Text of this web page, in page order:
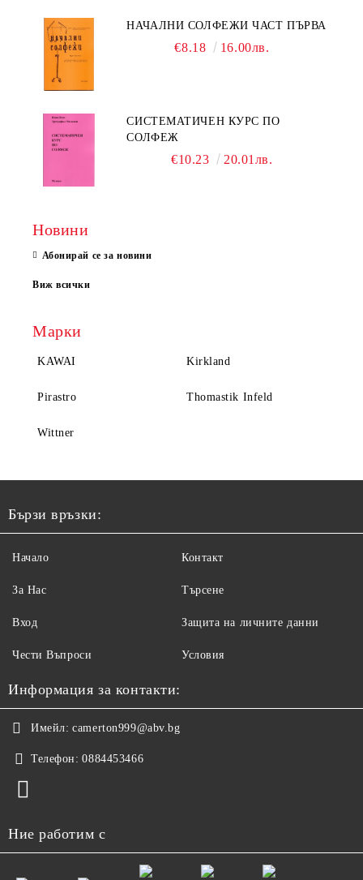
НАЧАЛНИ СОЛФЕЖИ ЧАСТ ПЪРВА
€8.18 16.00лв.
СИСТЕМАТИЧЕН КУРС ПО
СОЛФЕЖ
€10.23 20.01лв.
Новини
Абонирай се за новини
Виж всички
Марки
KAWAI Kirkland
Pirastro Thomastik Infeld
Wittner
Бързи връзки:
Начало
За Нас
Вход
Чести Въпроси
Контакт
Търсене
Защита на личните данни
Условия
Информация за контакти:
Имейл: camerton999@abv.bg
Телефон: 0884453466
Ние работим с